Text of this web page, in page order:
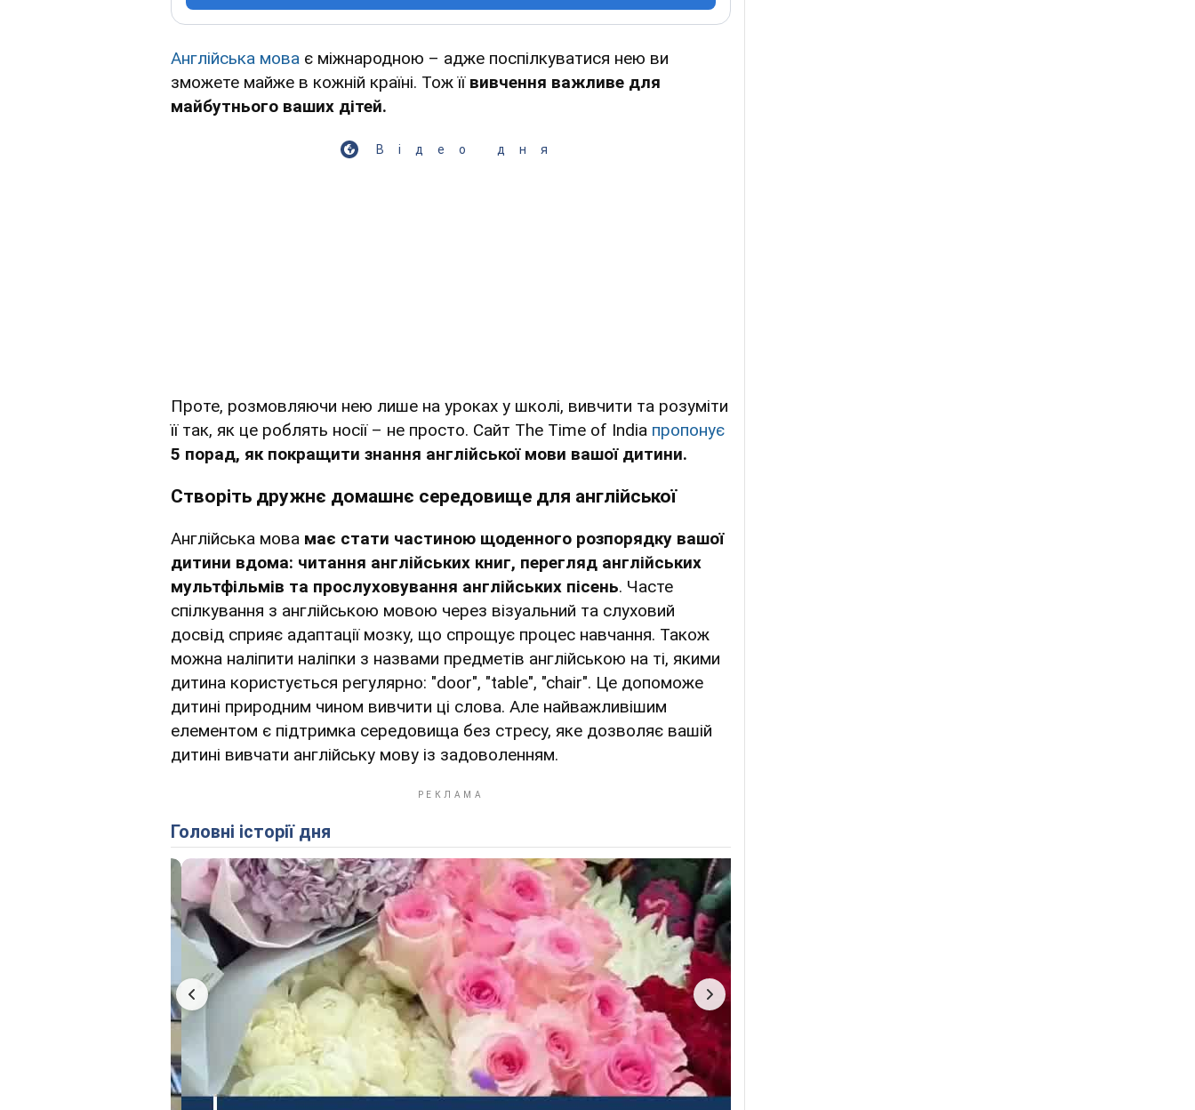
Англійська мова є міжнародною – адже поспілкуватися нею ви
зможете майже в кожній країні. Тож її вивчення важливе для
майбутнього ваших дітей.
Відео дня
Проте, розмовляючи нею лише на уроках у школі, вивчити та розуміти
її так, як це роблять носії – не просто. Сайт The Time of India пропонує
5 порад, як покращити знання англійської мови вашої дитини.
Створіть дружнє домашнє середовище для англійської
Англійська мова має стати частиною щоденного розпорядку вашої
дитини вдома: читання англійських книг, перегляд англійських
мультфільмів та прослуховування англійських пісень. Часте
спілкування з англійською мовою через візуальний та слуховий
досвід сприяє адаптації мозку, що спрощує процес навчання. Також
можна наліпити наліпки з назвами предметів англійською на ті, якими
дитина користується регулярно: "door", "table", "chair". Це допоможе
дитині природним чином вивчити ці слова. Але найважливішим
елементом є підтримка середовища без стресу, яке дозволяє вашій
дитині вивчати англійську мову із задоволенням.
Головні історії дня